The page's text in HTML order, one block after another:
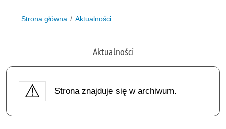
Strona główna Aktualności
Aktualności
Strona znajduje się w archiwum.